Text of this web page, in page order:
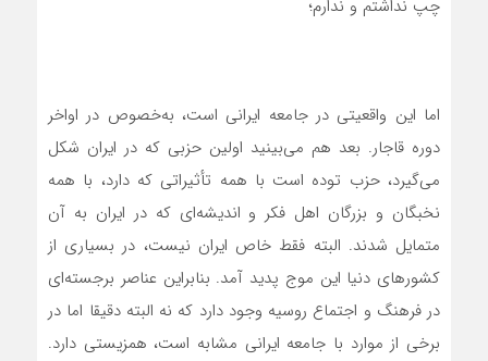
چپ نداشتم و ندارم؛
اما این واقعیتی در جامعه ایرانی است، به‌خصوص در اواخر
دوره قاجار. بعد هم می‌بینید اولین حزبی که در ایران شکل
می‌گیرد، حزب توده است با همه تأثیراتی که دارد، با همه
نخبگان و بزرگان اهل فکر و اندیشه‌ای که در ایران به آن
متمایل شدند. البته فقط خاص ایران نیست، در بسیاری از
کشورهای دنیا این موج پدید آمد. بنابراین عناصر برجسته‌ای
در فرهنگ و اجتماع روسیه وجود دارد که نه البته دقیقا اما در
برخی از موارد با جامعه ایرانی مشابه است، همزیستی دارد.